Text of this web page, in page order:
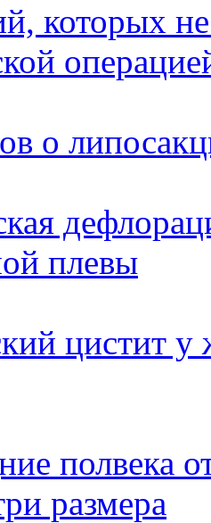
которых
о
плевы
цистит
полвека
размера